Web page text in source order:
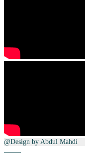
@Design by Abdul Mahdi